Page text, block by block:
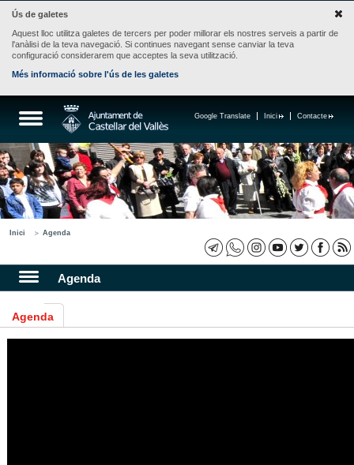
Ús de galetes
Aquest lloc utilitza galetes de tercers per poder millorar els nostres serveis a partir de
l'anàlisi de la teva navegació. Si continues navegant sense canviar la teva
configuració considerarem que acceptes la seva utilització.
Més informació sobre l'ús de les galetes
Contacte
Inici
Google Translate
Inici Agenda
Agenda
Agenda